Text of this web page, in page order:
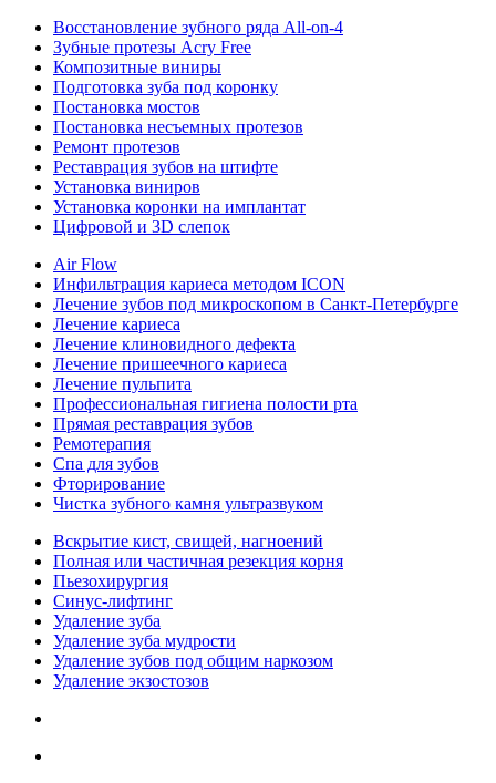
Восстановление зубного ряда All‑on‑4
Зубные протезы Acry Free
Композитные виниры
Подготовка зуба под коронку
Постановка мостов
Постановка несъемных протезов
Ремонт протезов
Реставрация зубов на штифте
Установка виниров
Установка коронки на имплантат
Цифровой и 3D слепок
Air Flow
Инфильтрация кариеса методом ICON
Лечение зубов под микроскопом в Санкт-Петербурге
Лечение кариеса
Лечение клиновидного дефекта
Лечение пришеечного кариеса
Лечение пульпита
Профессиональная гигиена полости рта
Прямая реставрация зубов
Ремотерапия
Спа для зубов
Фторирование
Чистка зубного камня ультразвуком
Вскрытие кист, свищей, нагноений
Полная или частичная резекция корня
Пьезохирургия
Синус-лифтинг
Удаление зуба
Удаление зуба мудрости
Удаление зубов под общим наркозом
Удаление экзостозов